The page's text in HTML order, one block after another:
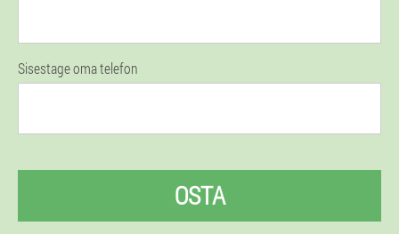
Sisestage oma telefon
OSTA